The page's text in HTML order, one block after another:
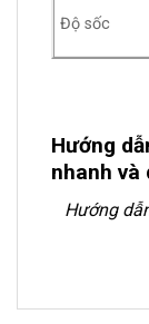
Độ sốc
Hướng
nhanh và
Hướng